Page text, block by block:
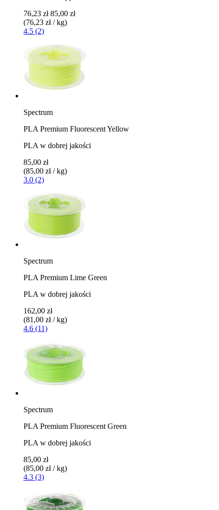
76,23 zł 85,00 zł
(76,23 zł / kg)
4.5 (2)
Spectrum
PLA Premium Fluorescent Yellow
PLA w dobrej jakości
85,00 zł
(85,00 zł / kg)
3.0 (2)
Spectrum
PLA Premium Lime Green
PLA w dobrej jakości
162,00 zł
(81,00 zł / kg)
4.6 (11)
Spectrum
PLA Premium Fluorescent Green
PLA w dobrej jakości
85,00 zł
(85,00 zł / kg)
4.3 (3)